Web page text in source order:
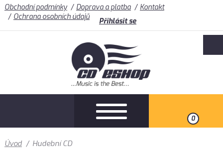
Obchodní podmínky Doprava a platba
Kontakt
Ochrana osobních údajů
Přihlásit se
0
Úvod / Hudební CD